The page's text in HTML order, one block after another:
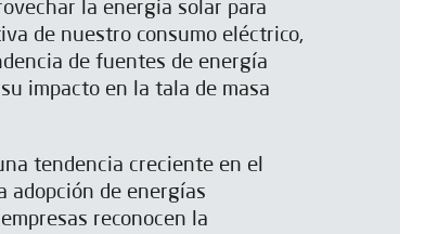
la energía solar para
de nuestro consumo eléctrico,
de fuentes de energía
impacto en la tala de masa
tendencia creciente en el
adopción de energías
reconocen la